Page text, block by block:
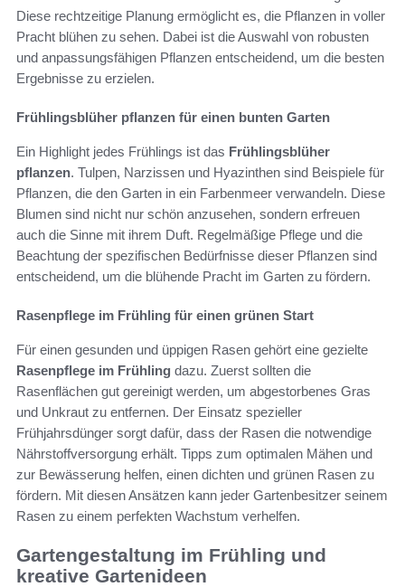
Diese rechtzeitige Planung ermöglicht es, die Pflanzen in voller
Pracht blühen zu sehen. Dabei ist die Auswahl von robusten
und anpassungsfähigen Pflanzen entscheidend, um die besten
Ergebnisse zu erzielen.
Frühlingsblüher pflanzen für einen bunten Garten
Ein Highlight jedes Frühlings ist das Frühlingsblüher
pflanzen. Tulpen, Narzissen und Hyazinthen sind Beispiele für
Pflanzen, die den Garten in ein Farbenmeer verwandeln. Diese
Blumen sind nicht nur schön anzusehen, sondern erfreuen
auch die Sinne mit ihrem Duft. Regelmäßige Pflege und die
Beachtung der spezifischen Bedürfnisse dieser Pflanzen sind
entscheidend, um die blühende Pracht im Garten zu fördern.
Rasenpflege im Frühling für einen grünen Start
Für einen gesunden und üppigen Rasen gehört eine gezielte
Rasenpflege im Frühling dazu. Zuerst sollten die
Rasenflächen gut gereinigt werden, um abgestorbenes Gras
und Unkraut zu entfernen. Der Einsatz spezieller
Frühjahrsdünger sorgt dafür, dass der Rasen die notwendige
Nährstoffversorgung erhält. Tipps zum optimalen Mähen und
zur Bewässerung helfen, einen dichten und grünen Rasen zu
fördern. Mit diesen Ansätzen kann jeder Gartenbesitzer seinem
Rasen zu einem perfekten Wachstum verhelfen.
Gartengestaltung im Frühling und
kreative Gartenideen